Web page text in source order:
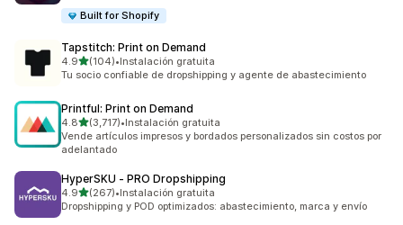
Built for Shopify
Tapstitch: Print on Demand
4.9de 5 estrellas
(104)
104 reseñas en total
•Instalación gratuita
Tu socio confiable de dropshipping y agente de abastecimiento
Printful: Print on Demand
4.8de 5 estrellas
(3,717)
3717 reseñas en total
•Instalación gratuita
Vende artículos impresos y bordados personalizados sin costos por
adelantado
HyperSKU ‑ PRO Dropshipping
4.9de 5 estrellas
(267)
267 reseñas en total
•Instalación gratuita
Dropshipping y POD optimizados: abastecimiento, marca y envío